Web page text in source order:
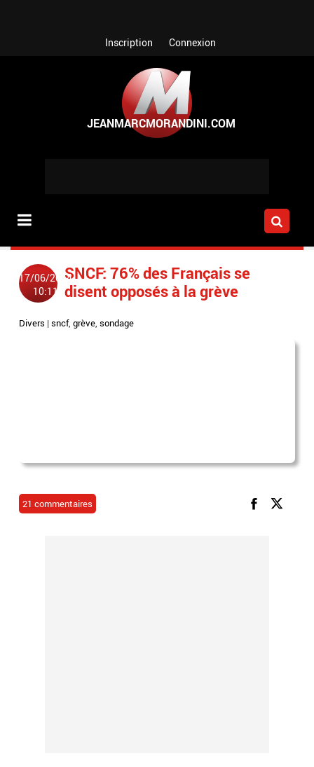
Inscription Connexion
17/06/2014
10:11
SNCF: 76% des Français se
disent opposés à la grève
Divers |sncf,grève,sondage
21 commentaires